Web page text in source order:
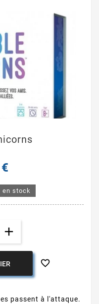
en stock

passent à l'attaque.